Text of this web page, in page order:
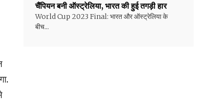
चैंपियन बनी ऑस्ट्रेलिया, भारत की हुई तगड़ी हार
World Cup 2023 Final: भारत और ऑस्ट्रेलिया के
बीच...